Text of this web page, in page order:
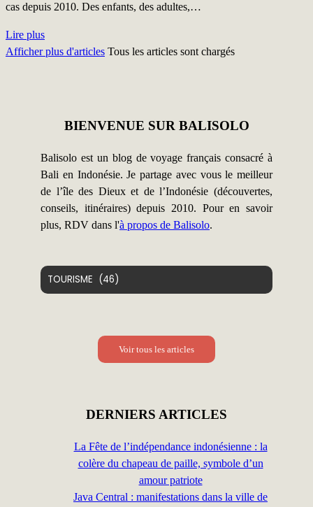
cas depuis 2010. Des enfants, des adultes,…
Lire plus
Afficher plus d'articles Tous les articles sont chargés
BIENVENUE SUR BALISOLO
Balisolo est un blog de voyage français consacré à
Bali en Indonésie. Je partage avec vous le meilleur
de l’île des Dieux et de l’Indonésie (découvertes,
conseils, itinéraires) depuis 2010. Pour en savoir
plus, RDV dans l'à propos de Balisolo.
Voir tous les articles
DERNIERS ARTICLES
La Fête de l’indépendance indonésienne : la
colère du chapeau de paille, symbole d’un
amour patriote
Java Central : manifestations dans la ville de